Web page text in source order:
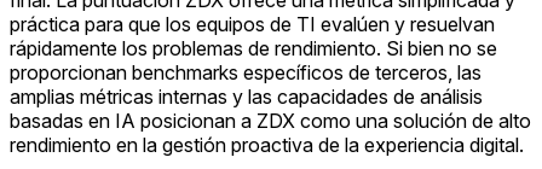
práctica para que los equipos de TI evalúen y resuelvan
rápidamente los problemas de rendimiento. Si bien no se
proporcionan benchmarks específicos de terceros, las
amplias métricas internas y las capacidades de análisis
basadas en IA posicionan a ZDX como una solución de alto
rendimiento en la gestión proactiva de la experiencia digital.